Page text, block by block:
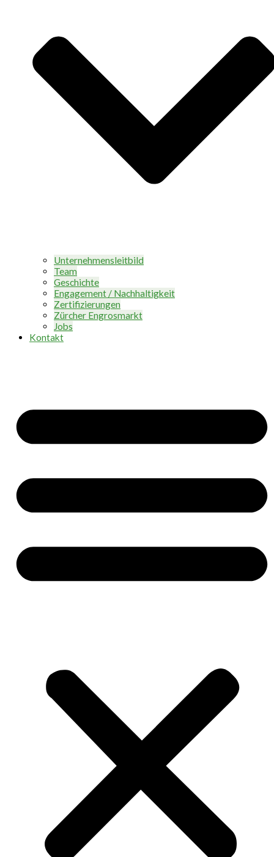
Unternehmensleitbild
Team
Geschichte
Engagement / Nachhaltigkeit
Zertifizierungen
Zürcher Engrosmarkt
Jobs
Kontakt